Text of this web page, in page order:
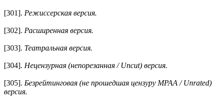
[301]. Режиссерская версия.
[302]. Расширенная версия.
[303]. Театральная версия.
[304]. Нецензурная (непорезанная / Uncut) версия.
[305]. Безрейтинговая (не прошедшая цензуру MPAA / Unrated)
версия.